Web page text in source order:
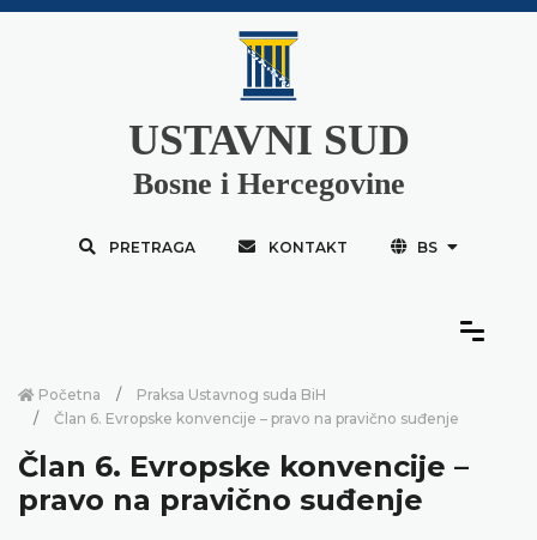
USTAVNI SUD
Bosne i Hercegovine
PRETRAGA KONTAKT BS
Početna
Praksa Ustavnog suda BiH
Član 6. Evropske konvencije – pravo na pravično suđenje
Član 6. Evropske konvencije –
pravo na pravično suđenje